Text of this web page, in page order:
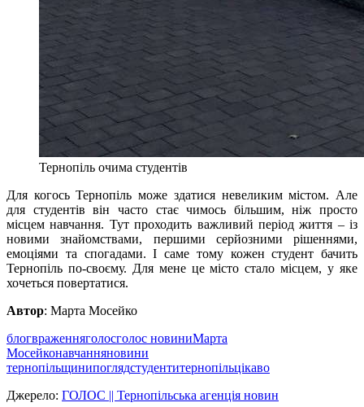
Тернопіль очима студентів
Для когось Тернопіль може здатися невеликим містом. Але
для студентів він часто стає чимось більшим, ніж просто
місцем навчання. Тут проходить важливий період життя – із
новими знайомствами, першими серйозними рішеннями,
емоціями та спогадами. І саме тому кожен студент бачить
Тернопіль по-своєму. Для мене це місто стало місцем, у яке
хочеться повертатися.
Автор: Марта Мосейко
блогвраженняголосголос новиниМарта
Мосейконавчанняновини
тернопільщинипоглядстудентитернопільцікаво
Джерело: ГОЛОС || Тернопільська агенція новин